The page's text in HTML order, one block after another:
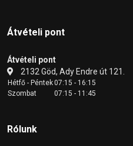
Átvételi pont
Átvételi pont
2132 Göd, Ady Endre út 121.
Hétfő - Péntek07:15 - 16:15
Szombat
07:15 - 11:45
Rólunk